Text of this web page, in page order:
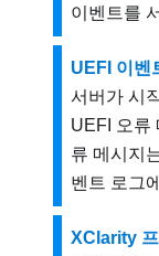
이벤트를
UEFI 이벤
서버가 시
UEFI 오류
류 메시지
벤트 로그
XClarity